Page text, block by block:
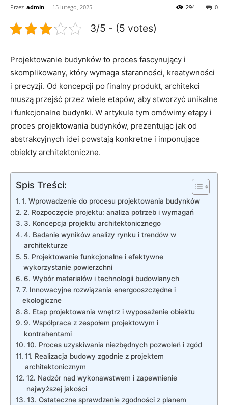
Przez admin - 15 lutego, 2025 0
294
3/5 - (5 votes)
Projektowanie​ budynków ‍to proces fascynujący i
skomplikowany, który wymaga ‌staranności,​ kreatywności
i‍ precyzji. Od⁤ koncepcji po finalny produkt, architekci
muszą przejść przez wiele etapów, aby stworzyć unikalne​
i funkcjonalne budynki. W artykule tym omówimy etapy i
proces⁤ projektowania budynków,⁤ prezentując jak od‌
abstrakcyjnych idei powstają‍ konkretne i imponujące
obiekty architektoniczne.
Spis Treści:
1. Wprowadzenie do procesu ‌projektowania budynków
2. Rozpoczęcie projektu: analiza potrzeb i wymagań
3. Koncepcja projektu architektonicznego
4. Badanie wyników analizy rynku⁢ i trendów w
architekturze
5. ‌Projektowanie funkcjonalne ⁤i efektywne‍
wykorzystanie powierzchni
6.​ Wybór‌ materiałów i technologii budowlanych
7. Innowacyjne ‌rozwiązania energooszczędne‍ i
ekologiczne
8. ⁣Etap‍ projektowania wnętrz i wyposażenie obiektu
9. Współpraca‌ z zespołem projektowym⁤ i
kontrahentami
10. ​Proces uzyskiwania⁢ niezbędnych pozwoleń ‍i zgód
11.​ Realizacja budowy zgodnie z ‌projektem‌
architektonicznym
12. Nadzór nad wykonawstwem i zapewnienie⁣
najwyższej ⁢jakości
13. Ostateczne sprawdzenie zgodności z‍ planem